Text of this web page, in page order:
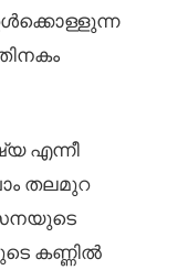
എന്നീ
തലമുറ
കണ്ണിൽ